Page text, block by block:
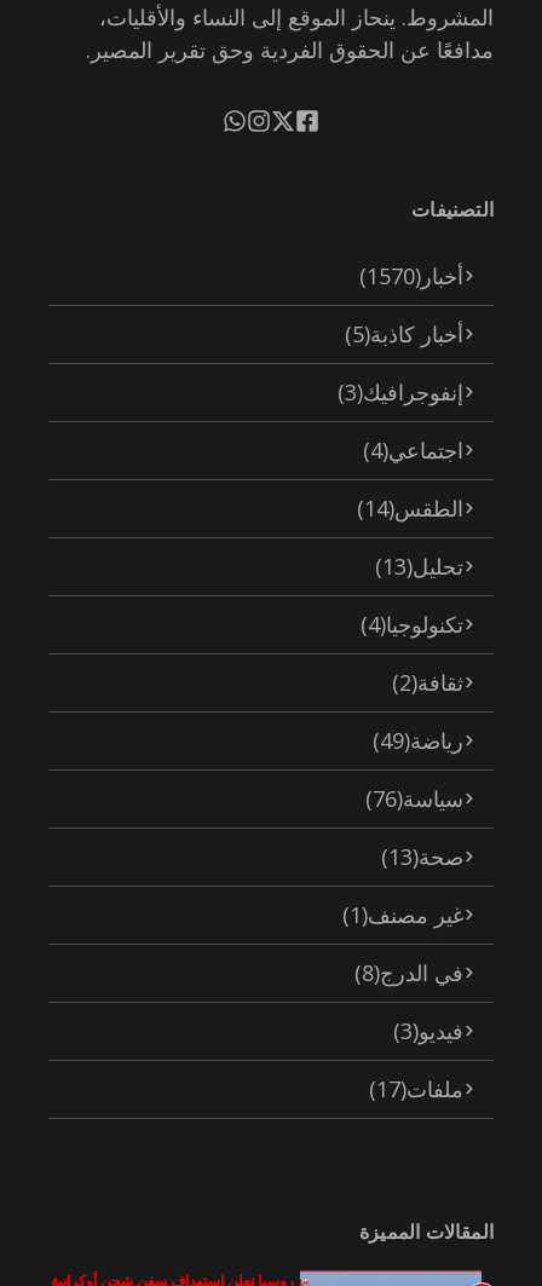
المشروط. ينحاز الموقع إلى النساء والأقليات،
مدافعًا عن الحقوق الفردية وحق تقرير المصير.
التصنيفات
أخبار (1570)
أخبار كاذبة(5)
إنفوجرافيك(3)
اجتماعي(4)
الطقس(14)
تحليل(13)
تكنولوجيا(4)
ثقافة(2)
رياضة(49)
سياسة(76)
صحة(13)
غير مصنف(1)
في الدرج(8)
فيديو(3)
ملفات(17)
المقالات المميزة
روسيا تعلن استهداف سفن شحن أوكرانية